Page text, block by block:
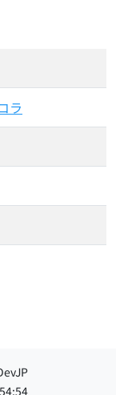
ラ